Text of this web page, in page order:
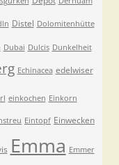
Distel Dolomitenhütte
Dubai Dulcis Dunkelheit
Echinacea edelwiser
einkochen Einkorn
Eintopf Einwecken
Emma Emmer